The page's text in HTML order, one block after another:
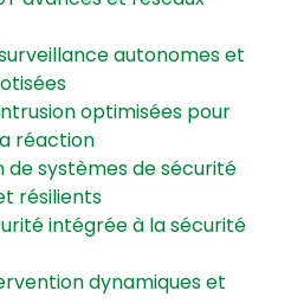
autonomes et
optimisées pour
réaction
de systèmes de sécurité
résilients
intégrée à la sécurité
dynamiques et